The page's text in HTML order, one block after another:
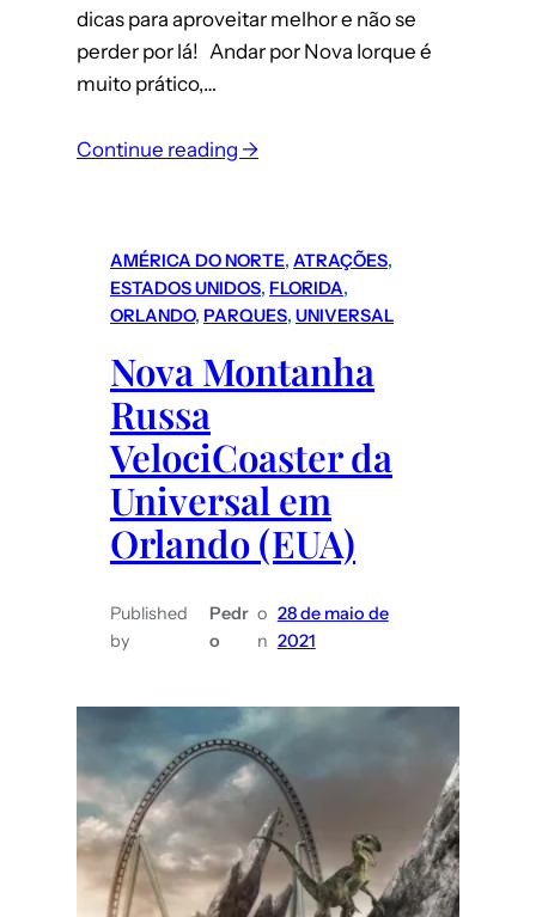
dicas para aproveitar melhor e não se
perder por lá! Andar por Nova Iorque é
muito prático,…
Continue reading →:
(EUA):
como
o
NY
metrô
e
AMÉRICA DO NORTE, ATRAÇÕES
ESTADOS UNIDOS, FLORIDA
ORLANDO, PARQUES, UNIVERSAL
Nova Montanha
Russa
VelociCoaster da
Universal em
Orlando (EUA)
Published
by
Pedr
o
o
n
28 de maio de
2021